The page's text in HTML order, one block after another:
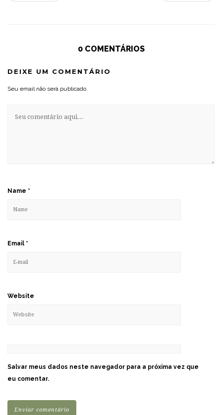
0 COMENTÁRIOS
DEIXE UM COMENTÁRIO
Seu email não será publicado.
Name *
Email *
Website
Salvar meus dados neste navegador para a próxima vez que
eu comentar.